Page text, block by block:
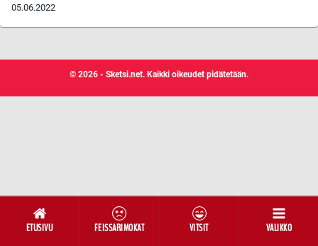
ETUSIVU FEISSARIMOKAT VITSIT VALIKKO
05.06.2022
© 2026 - Sketsi.net. Kaikki oikeudet pidätetään.